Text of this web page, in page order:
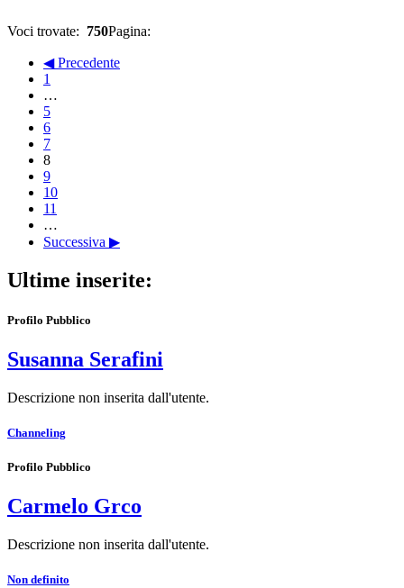
Voci trovate: 750Pagina:
◀ Precedente
1
…
5
6
7
8
9
10
11
…
Successiva ▶
Ultime inserite:
Profilo Pubblico
Susanna Serafini
Descrizione non inserita dall'utente.
Channeling
Profilo Pubblico
Carmelo Grco
Descrizione non inserita dall'utente.
Non definito